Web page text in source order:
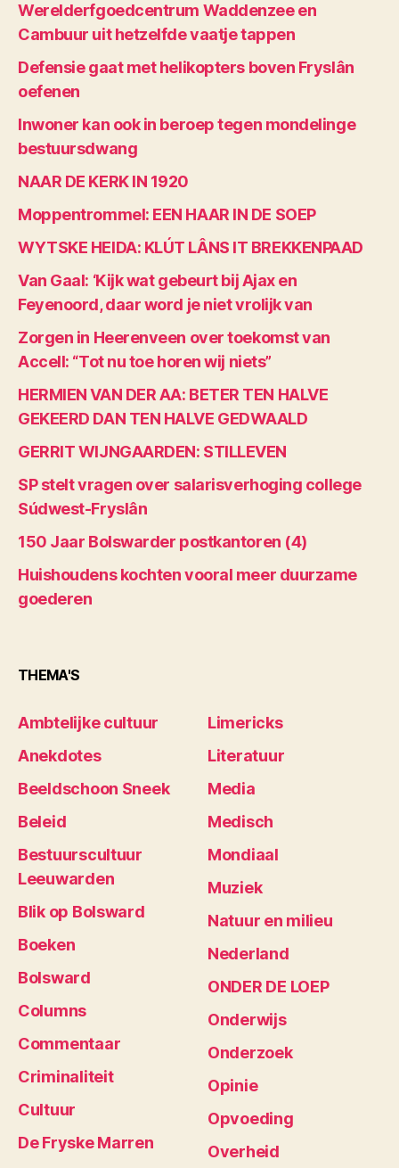
Werelderfgoedcentrum Waddenzee en
Cambuur uit hetzelfde vaatje tappen
Defensie gaat met helikopters boven Fryslân
oefenen
Inwoner kan ook in beroep tegen mondelinge
bestuursdwang
NAAR DE KERK IN 1920
Moppentrommel: EEN HAAR IN DE SOEP
WYTSKE HEIDA: KLÚT LÂNS IT BREKKENPAAD
Van Gaal: ‘Kijk wat gebeurt bij Ajax en
Feyenoord, daar word je niet vrolijk van
Zorgen in Heerenveen over toekomst van
Accell: “Tot nu toe horen wij niets”
HERMIEN VAN DER AA: BETER TEN HALVE
GEKEERD DAN TEN HALVE GEDWAALD
GERRIT WIJNGAARDEN: STILLEVEN
SP stelt vragen over salarisverhoging college
Súdwest-Fryslân
150 Jaar Bolswarder postkantoren (4)
Huishoudens kochten vooral meer duurzame
goederen
THEMA'S
Ambtelijke cultuur
Anekdotes
Beeldschoon Sneek
Beleid
Bestuurscultuur
Leeuwarden
Blik op Bolsward
Boeken
Bolsward
Columns
Commentaar
Criminaliteit
Cultuur
De Fryske Marren
Limericks
Literatuur
Media
Medisch
Mondiaal
Muziek
Natuur en milieu
Nederland
ONDER DE LOEP
Onderwijs
Onderzoek
Opinie
Opvoeding
Overheid